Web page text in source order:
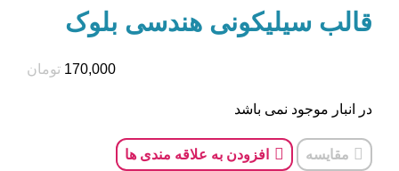
قالب سیلیکونی هندسی بلوک
170,000 تومان
در انبار موجود نمی باشد
مقایسه افزودن به علاقه مندی ها